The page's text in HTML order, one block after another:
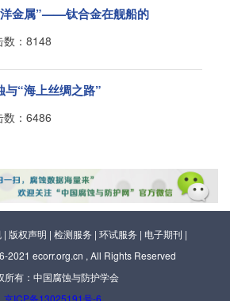
金属”——钛合金在舰船的
数：8148
与“海上丝绸之路”
数：6486
| 版权声明 | 检测服务 | 环试服务 | 电子期刊 |
2021 ecorr.org.cn , All Rights Reserved
所有：中国腐蚀与防护学会
京ICP备13025191号-6